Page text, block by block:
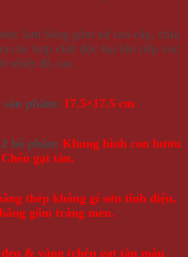
làm bằng gốm sứ cao cấp, chịu
các hợp chất độc hại khi tiếp xúc
nhiệt độ cao.
phẩm: 17.5×17.5 cm
bộ phận: Khung hình con hươu
gạt tàn.
thép không gỉ sơn tĩnh điện,
gốm tráng men.
& vàng (chén gạt tàn màu